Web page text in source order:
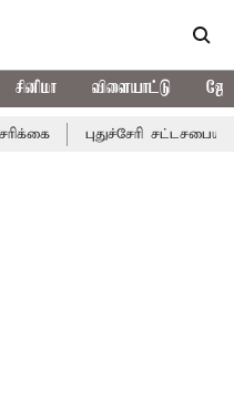
சினிமா விளையாட்டு
புதுச்சேரி சட்டசபையில்